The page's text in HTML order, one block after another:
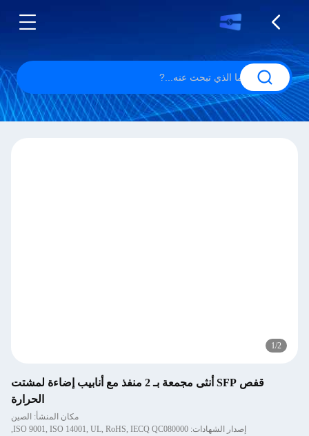
1/2
قفص SFP أنثى مجمعة بـ 2 منفذ مع أنابيب إضاءة لمشتت
الحرارة
مكان المنشأ: الصين
إصدار الشهادات: ISO 9001, ISO 14001, UL, RoHS, IECQ QC080000,